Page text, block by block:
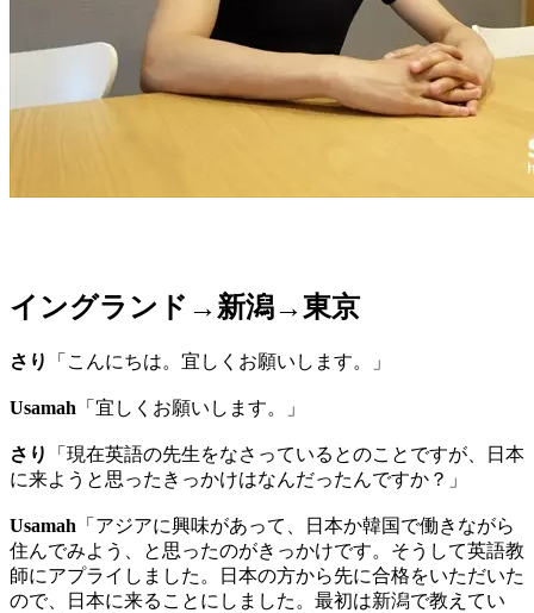
イングランド→新潟→東京
さり 「こんにちは。宜しくお願いします。」
Usamah 「宜しくお願いします。」
さり
「現在英語の先生をなさっているとのことですが、日本
に来ようと思ったきっかけはなんだったんですか？」
Usamah 「アジアに興味があって、日本か韓国で働きながら
住んでみよう、と思ったのがきっかけです。そうして英語教
師にアプライしました。日本の方から先に合格をいただいた
ので、日本に来ることにしました。最初は新潟で教えてい